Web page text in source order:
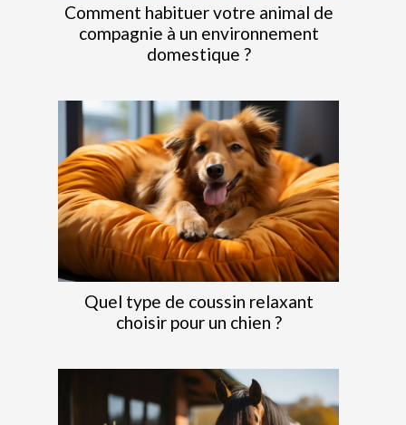
Comment habituer votre animal de
compagnie à un environnement
domestique ?
Quel type de coussin relaxant
choisir pour un chien ?